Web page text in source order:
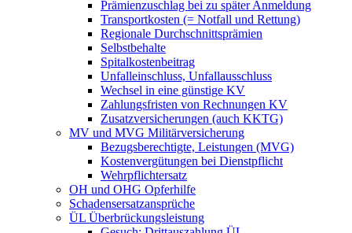
Prämienzuschlag bei zu später Anmeldung
Transportkosten (= Notfall und Rettung)
Regionale Durchschnittsprämien
Selbstbehalte
Spitalkostenbeitrag
Unfalleinschluss, Unfallausschluss
Wechsel in eine günstige KV
Zahlungsfristen von Rechnungen KV
Zusatzversicherungen (auch KKTG)
MV und MVG Militärversicherung
Bezugsberechtigte, Leistungen (MVG)
Kostenvergütungen bei Dienstpflicht
Wehrpflichtersatz
OH und OHG Opferhilfe
Schadensersatzansprüche
ÜL Überbrückungsleistung